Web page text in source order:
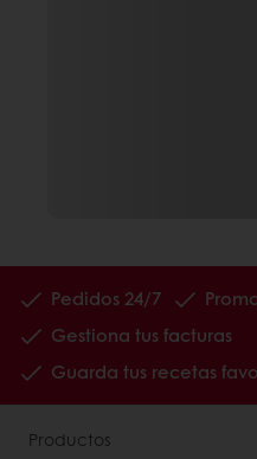
Pedidos 24/7
Gestiona tus facturas
Guarda tus recetas
Productos